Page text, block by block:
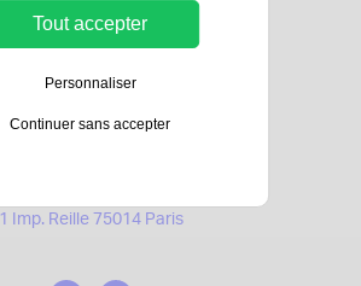
Bâtiment C
1 Imp. Reille 75014 Paris
Tout accepter
Personnaliser
Continuer sans accepter